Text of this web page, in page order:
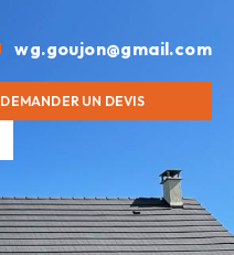
wg.goujon@gmail.com
DEMANDER UN DEVIS